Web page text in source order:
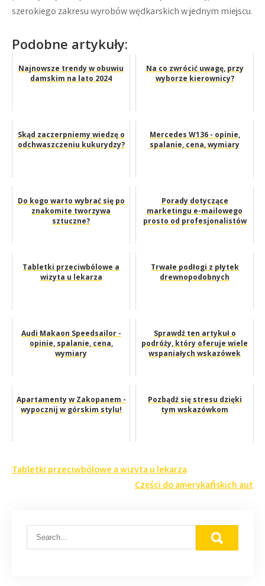
szerokiego zakresu wyrobów wędkarskich w jednym miejscu.
Podobne artykuły:
Najnowsze trendy w obuwiu
damskim na lato 2024
Na co zwrócić uwagę, przy
wyborze kierownicy?
Skąd zaczerpniemy wiedzę o
odchwaszczeniu kukurydzy?
Mercedes W136 - opinie,
spalanie, cena, wymiary
Do kogo warto wybrać się po
znakomite tworzywa
sztuczne?
Porady dotyczące
marketingu e-mailowego
prosto od profesjonalistów
Tabletki przeciwbólowe a
wizyta u lekarza
Trwałe podłogi z płytek
drewnopodobnych
Audi Makaon Speedsailor -
opinie, spalanie, cena,
wymiary
Sprawdź ten artykuł o
podróży, który oferuje wiele
wspaniałych wskazówek
Apartamenty w Zakopanem -
wypocznij w górskim stylu!
Pozbądź się stresu dzięki
tym wskazówkom
Nawigacja
Tabletki przeciwbólowe a wizyta u lekarza
Części do amerykańskich aut